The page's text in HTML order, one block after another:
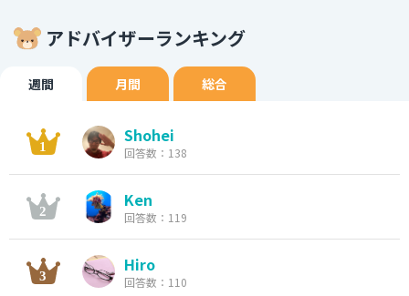
アドバイザーランキング
週間 月間 総合
Shohei
回答数：138
Ken
回答数：119
Hiro
回答数：110